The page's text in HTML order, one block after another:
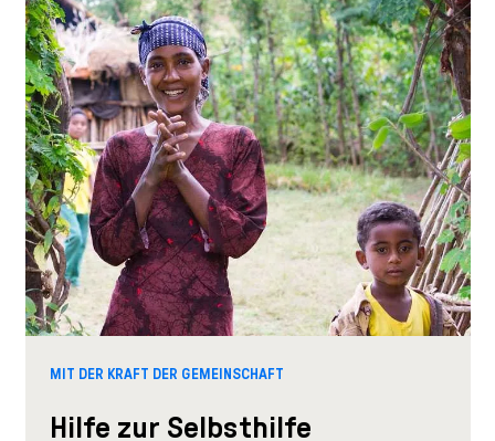
MIT DER KRAFT DER GEMEINSCHAFT
Hilfe zur Selbsthilfe